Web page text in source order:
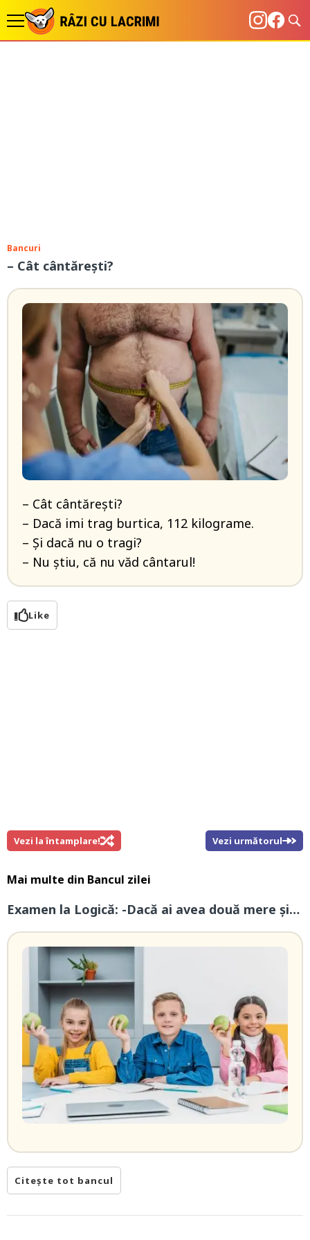
Bancuri
– Cât cântărești?
– Cât cântărești?
– Dacă imi trag burtica, 112 kilograme.
– Și dacă nu o tragi?
– Nu știu, că nu văd cântarul!
Like
Vezi la întamplare! Vezi următorul
Mai multe din Bancul zilei
Examen la Logică: -Dacă ai avea două mere și…
Citește tot bancul